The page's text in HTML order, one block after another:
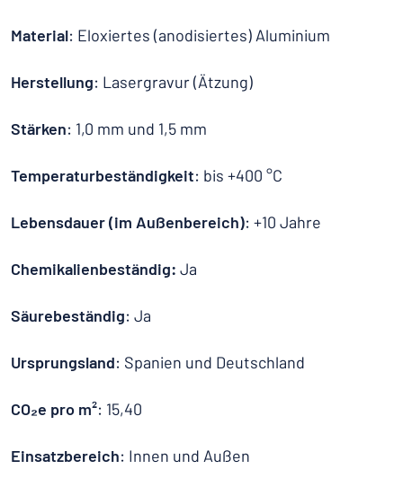
Material: Eloxiertes (anodisiertes) Aluminium
Herstellung: Lasergravur (Ätzung)
Stärken: 1,0 mm und 1,5 mm
Temperaturbeständigkeit: bis +400 °C
Lebensdauer (im Außenbereich): +10 Jahre
Chemikalienbeständig: Ja
Säurebeständig: Ja
Ursprungsland: Spanien und Deutschland
CO₂e pro m²: 15,40
Einsatzbereich: Innen und Außen